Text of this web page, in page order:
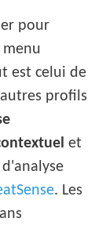
pour
menu
est celui de
profils
et
. Les